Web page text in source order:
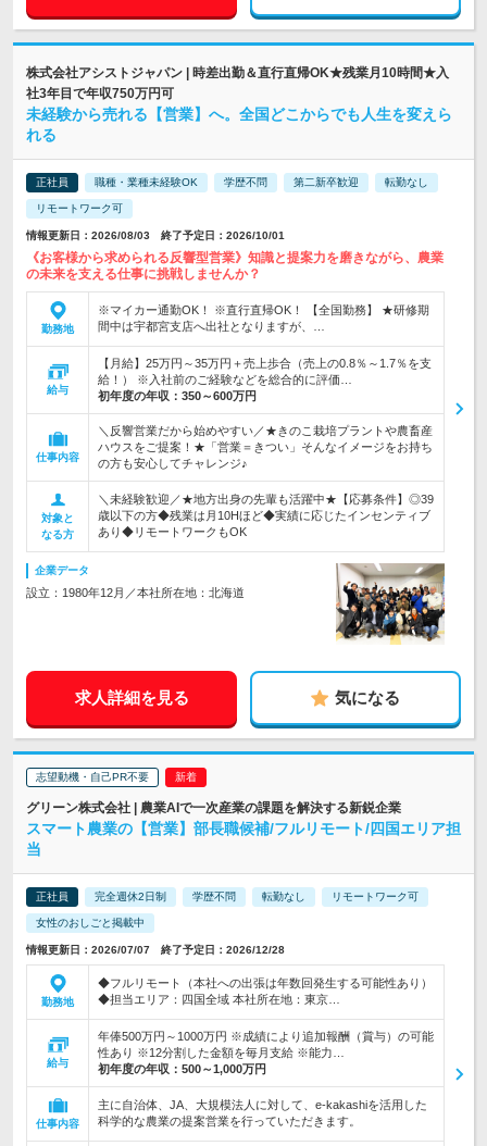
株式会社アシストジャパン | 時差出勤＆直行直帰OK★残業月10時間★入
社3年目で年収750万円可
未経験から売れる【営業】へ。全国どこからでも人生を変えら
れる
正社員 職種・業種未経験OK 学歴不問 第二新卒歓迎 転勤なし
リモートワーク可
情報更新日：2026/08/03 終了予定日：2026/10/01
《お客様から求められる反響型営業》知識と提案力を磨きながら、農業
の未来を支える仕事に挑戦しませんか？
勤務地
※マイカー通勤OK！ ※直行直帰OK！ 【全国勤務】 ★研修期
間中は宇都宮支店へ出社となりますが、…
給与
【月給】25万円～35万円＋売上歩合（売上の0.8％～1.7％を支
給！） ※入社前のご経験などを総合的に評価…
初年度の年収： 350～600万円
仕事内容
＼反響営業だから始めやすい／★きのこ栽培プラントや農畜産
ハウスをご提案！★「営業＝きつい」そんなイメージをお持ち
の方も安心してチャレンジ♪
対象と
なる方
＼未経験歓迎／★地方出身の先輩も活躍中★【応募条件】◎39
歳以下の方◆残業は月10Hほど◆実績に応じたインセンティブ
あり◆リモートワークもOK
企業データ
設立：1980年12月／本社所在地：北海道
求人詳細を見る 気になる
志望動機・自己PR不要
グリーン株式会社 | 農業AIで一次産業の課題を解決する新鋭企業
スマート農業の【営業】部長職候補/フルリモート/四国エリア担
当
正社員 完全週休2日制 学歴不問 転勤なし リモートワーク可
女性のおしごと掲載中
情報更新日：2026/07/07 終了予定日：2026/12/28
勤務地
◆フルリモート（本社への出張は年数回発生する可能性あり）
◆担当エリア：四国全域 本社所在地：東京…
給与
年俸500万円～1000万円 ※成績により追加報酬（賞与）の可能
性あり ※12分割した金額を毎月支給 ※能力…
初年度の年収： 500～1,000万円
仕事内容
主に自治体、JA、大規模法人に対して、e-kakashiを活用した
科学的な農業の提案営業を行っていただきます。